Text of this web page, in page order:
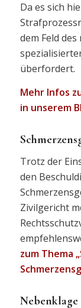
Da es sich
dem Feld
überfordert.
Mehr Infos
in unserem
Trotz der
den
Zivilgericht
zum Thema
Nebenklage